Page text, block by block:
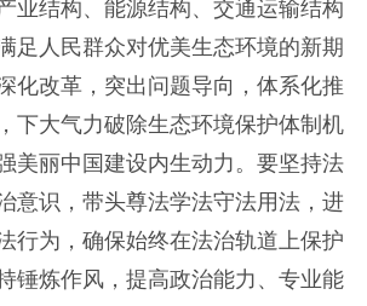
业结构、能源结构、交通运输结构
足人民群众对优美生态环境的新期
化改革，突出问题导向，体系化推
下大气力破除生态环境保护体制机
美丽中国建设内生动力。要坚持法
意识，带头尊法学法守法用法，进
行为，确保始终在法治轨道上保护
锤炼作风，提高政治能力、专业能